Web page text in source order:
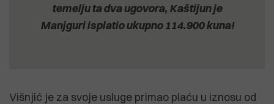
temelju ta dva ugovora, Kaštijun je
Manjguri isplatio ukupno 114.900 kuna!
Višnjić je za svoje usluge primao plaću u iznosu od